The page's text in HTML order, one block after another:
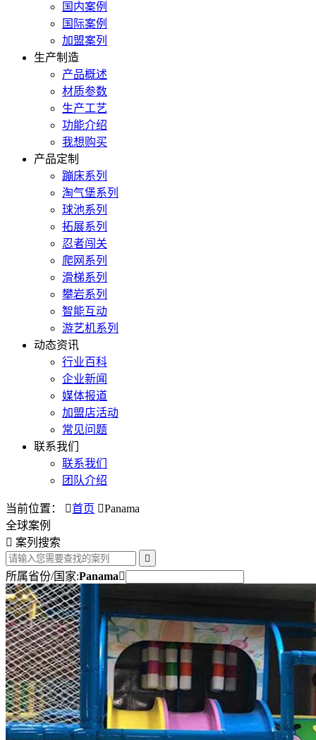
国内案例
国际案例
加盟案列
生产制造
产品概述
材质参数
生产工艺
功能介绍
我想购买
产品定制
蹦床系列
淘气堡系列
球池系列
拓展系列
忍者闯关
爬网系列
滑梯系列
攀岩系列
智能互动
游艺机系列
动态资讯
行业百科
企业新闻
媒体报道
加盟店活动
常见问题
联系我们
联系我们
团队介绍
当前位置： 首页 Panama
全球案例
 案列搜索

所属省份/国家:Panama